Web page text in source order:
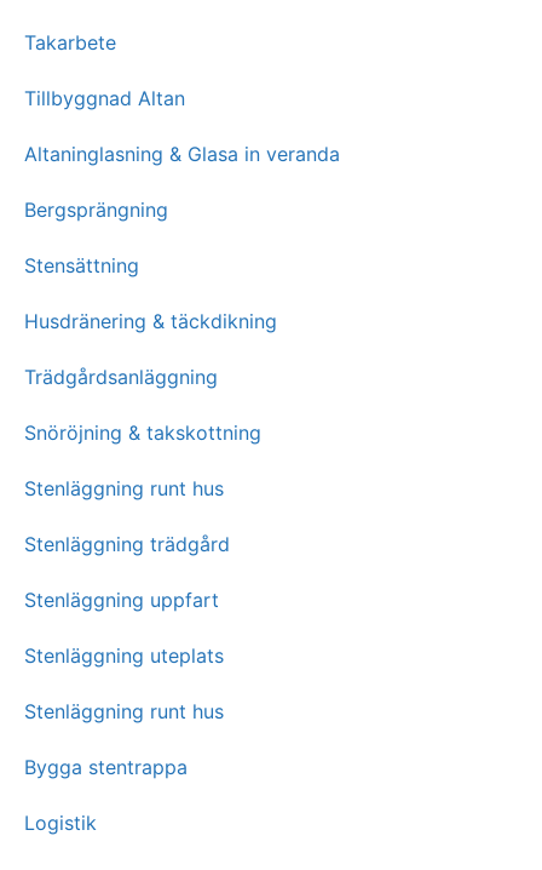
Takarbete
Tillbyggnad Altan
Altaninglasning & Glasa in veranda
Bergsprängning
Stensättning
Husdränering & täckdikning
Trädgårdsanläggning
Snöröjning & takskottning
Stenläggning runt hus
Stenläggning trädgård
Stenläggning uppfart
Stenläggning uteplats
Stenläggning runt hus
Bygga stentrappa
Logistik